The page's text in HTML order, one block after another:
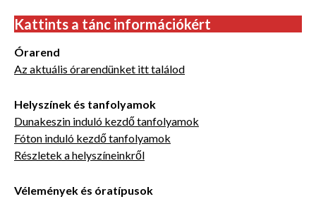
Kattints a tánc információkért
Órarend
Az aktuális órarendünket itt találod
Helyszínek és tanfolyamok
Dunakeszin induló kezdő tanfolyamok
Fóton induló kezdő tanfolyamok
Részletek a helyszíneinkről
Vélemények és óratípusok